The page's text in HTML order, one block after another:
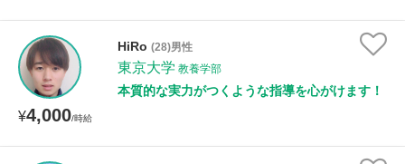
¥4,000/時給
HiRo (28)男性
東京大学 教養学部
本質的な実力がつくような指導を心がけます！